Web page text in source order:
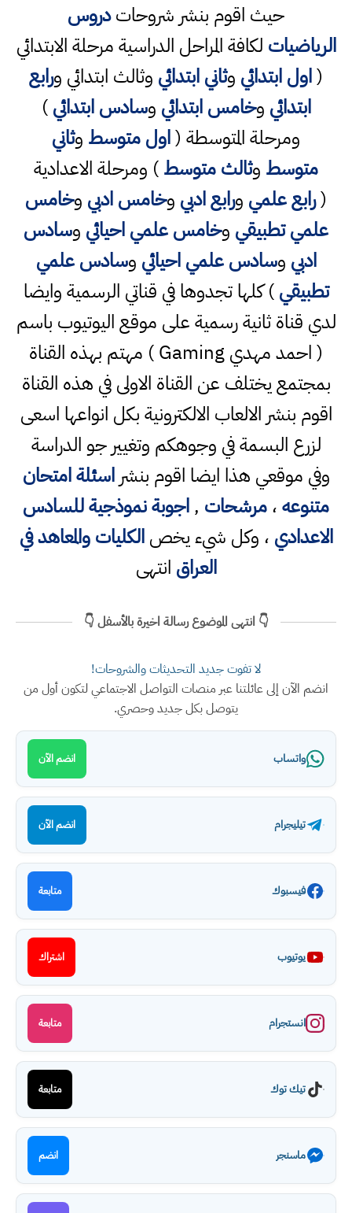
حيث اقوم بنشر شروحاتدروس
الرياضيات لكافة المراحل الدراسية مرحلة الابتدائي
(اول ابتدائي وثاني ابتدائي وثالث ابتدائي ورابع
ابتدائي وخامس ابتدائي وسادس ابتدائي)
ومرحلة المتوسطة (اول متوسط وثاني
متوسط وثالث متوسط) ومرحلة الاعدادية
(رابع علمي ورابع ادبي وخامس ادبي وخامس
علمي تطبيقي وخامس علمي احيائي وسادس
ادبي وسادس علمي احيائي وسادس علمي
تطبيقي) كلها تجدوها في قناتي الرسمية وايضا
لدي قناة ثانية رسمية على موقع اليوتيوب باسم
( احمد مهدي Gaming ) مهتم بهذه القناة
بمجتمع يختلف عن القناة الاولى في هذه القناة
اقوم بنشر الالعاب الالكترونية بكل انواعها اسعى
لزرع البسمة في وجوهكم وتغيير جو الدراسة
وفي موقعي هذا ايضا اقوم بنشراسئلة امتحان
متنوعه،مرشحات ,اجوبة نموذجية للسادس
الاعدادي ، وكل شيء يخصالكليات والمعاهد في
العراق انتهى
👇 انتهى الموضوع رسالة اخيرة بالأسفل 👇
لا تفوت جديد التحديثات والشروحات!
انضم الآن إلى عائلتنا عبر منصات التواصل الاجتماعي لتكون أول من
يتوصل بكل جديد وحصري.
واتساب انضم الآن
تيليجرام انضم الآن
فيسبوك متابعة
يوتيوب اشتراك
انستجرام متابعة
تيك توك متابعة
ماسنجر انضم